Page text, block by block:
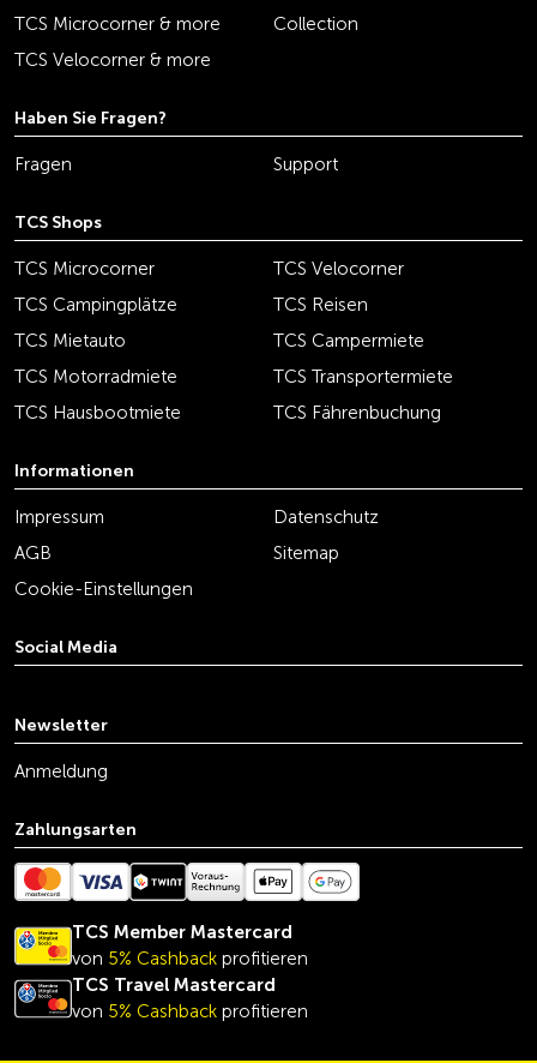
TCS Microcorner & more
Collection
TCS Velocorner & more
Haben Sie Fragen?
Fragen Support
TCS Shops
TCS Microcorner
TCS Velocorner
TCS Campingplätze
TCS Reisen
TCS Mietauto
TCS Campermiete
TCS Motorradmiete
TCS Transportermiete
TCS Hausbootmiete
TCS Fährenbuchung
Informationen
Impressum
Datenschutz
AGB
Sitemap
Cookie-Einstellungen
Social Media
Newsletter
Anmeldung
Zahlungsarten
TCS Member Mastercard
von 5% Cashback profitieren
TCS Travel Mastercard
von 5% Cashback profitieren